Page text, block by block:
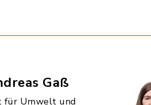
Gaß
für Umwelt und